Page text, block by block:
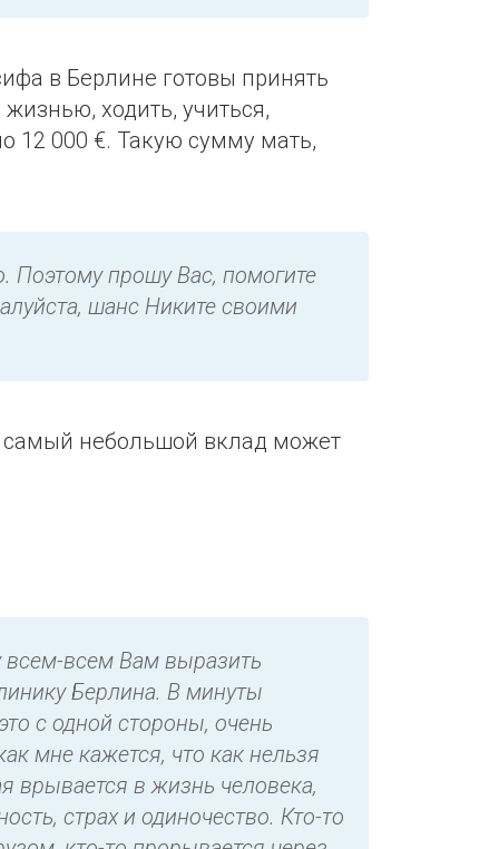
в Берлине готовы принять
ходить, учиться,
12 000 €. Такую сумму мать,
Поэтому прошу Вас, помогите
шанс Никите своими
небольшой вклад может
всем-всем Вам выразить
Берлина. В минуты
с одной стороны, очень
мне кажется, что как нельзя
врывается в жизнь человека,
страх и одиночество. Кто-то